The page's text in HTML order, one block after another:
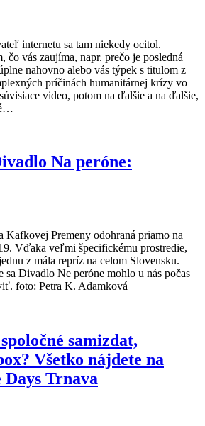
internetu sa tam niekedy ocitol.
čo vás zaujíma, napr. prečo je posledná
nahovno alebo vás týpek s titulom z
príčinách humanitárnej krízy vo
video, potom na ďalšie a na ďalšie,
Na peróne:
Kafkovej Premeny odohraná priamo na
Vďaka veľmi špecifickému prostredie,
z mála repríz na celom Slovensku.
sa Divadlo Ne peróne mohlo u nás počas
foto: Petra K. Adamková
samizdat,
Všetko nájdete na
Days Trnava